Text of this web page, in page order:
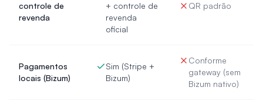
controle de
revenda
+ controle de
revenda
oficial
QR padrão
Pagamentos
locais (Bizum)
Sim (Stripe +
Bizum)
Conforme
gateway (sem
Bizum nativo)